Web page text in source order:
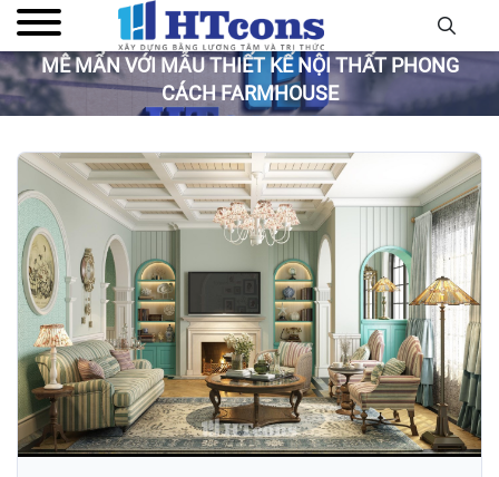
MÊ MẨN VỚI MẪU THIẾT KẾ NỘI THẤT PHONG
CÁCH FARMHOUSE